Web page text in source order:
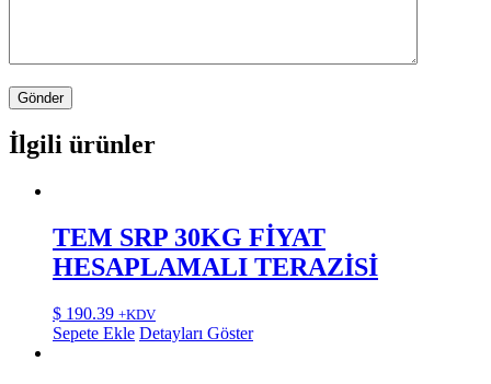
İlgili ürünler
TEM SRP 30KG FİYAT
HESAPLAMALI TERAZİSİ
$ 190.39 +KDV
Sepete Ekle Detayları Göster